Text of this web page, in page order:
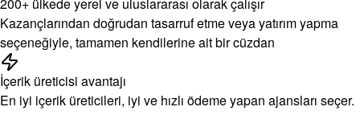
Kazançlarından doğrudan tasarruf etme veya yatırım yapma
seçeneğiyle, tamamen kendilerine ait bir cüzdan
İçerik üreticisi avantajı
En iyi içerik üreticileri, iyi ve hızlı ödeme yapan ajansları seçer.